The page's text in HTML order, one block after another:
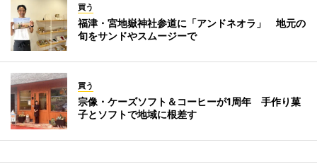
買う
福津・宮地嶽神社参道に「アンドネオラ」 地元の
旬をサンドやスムージーで
買う
宗像・ケーズソフト＆コーヒーが1周年 手作り菓
子とソフトで地域に根差す